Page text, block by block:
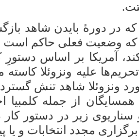
که در دورۀ بایدن شاهد
که وضعیت فعلی حاکم
آمریکا بر اساس دستورِ
علیه ونزوئلا
ونزوئلا شاهد تنش
از جمله کلمبیا
زیر در دستور کار
مجدد انتخابات و